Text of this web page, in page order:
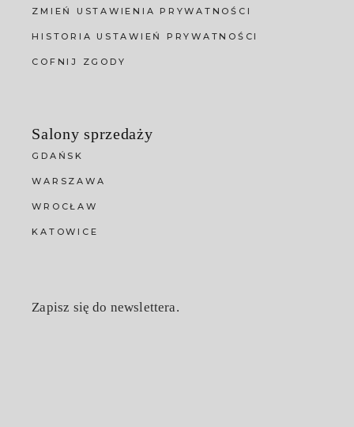
ZMIEŃ USTAWIENIA PRYWATNOŚCI
HISTORIA USTAWIEŃ PRYWATNOŚCI
COFNIJ ZGODY
Salony sprzedaży
GDAŃSK
WARSZAWA
WROCŁAW
KATOWICE
Zapisz się do newslettera.